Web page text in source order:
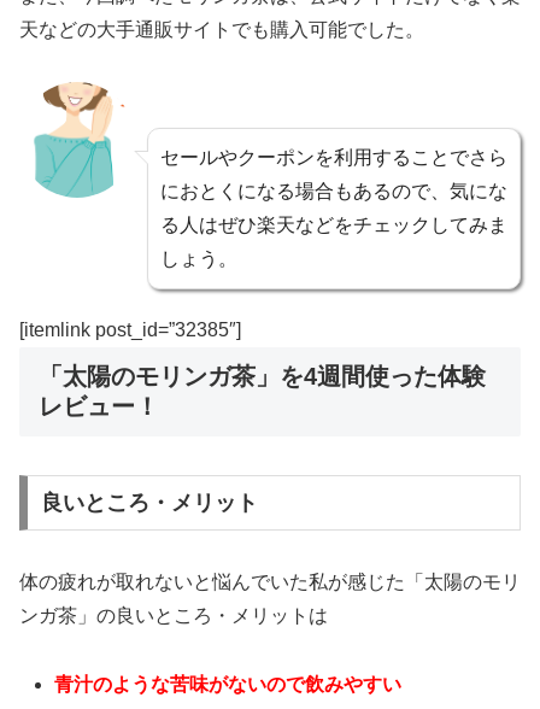
天などの大手通販サイトでも購入可能でした。
セールやクーポンを利用することでさら
におとくになる場合もあるので、気にな
る人はぜひ楽天などをチェックしてみま
しょう。
[itemlink post_id=”32385″]
「太陽のモリンガ茶」を4週間使った体験
レビュー！
良いところ・メリット
体の疲れが取れないと悩んでいた私が感じた「太陽のモリ
ンガ茶」の良いところ・メリットは
青汁のような苦味がないので飲みやすい